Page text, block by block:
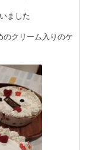
ました
のクリーム入りのケ